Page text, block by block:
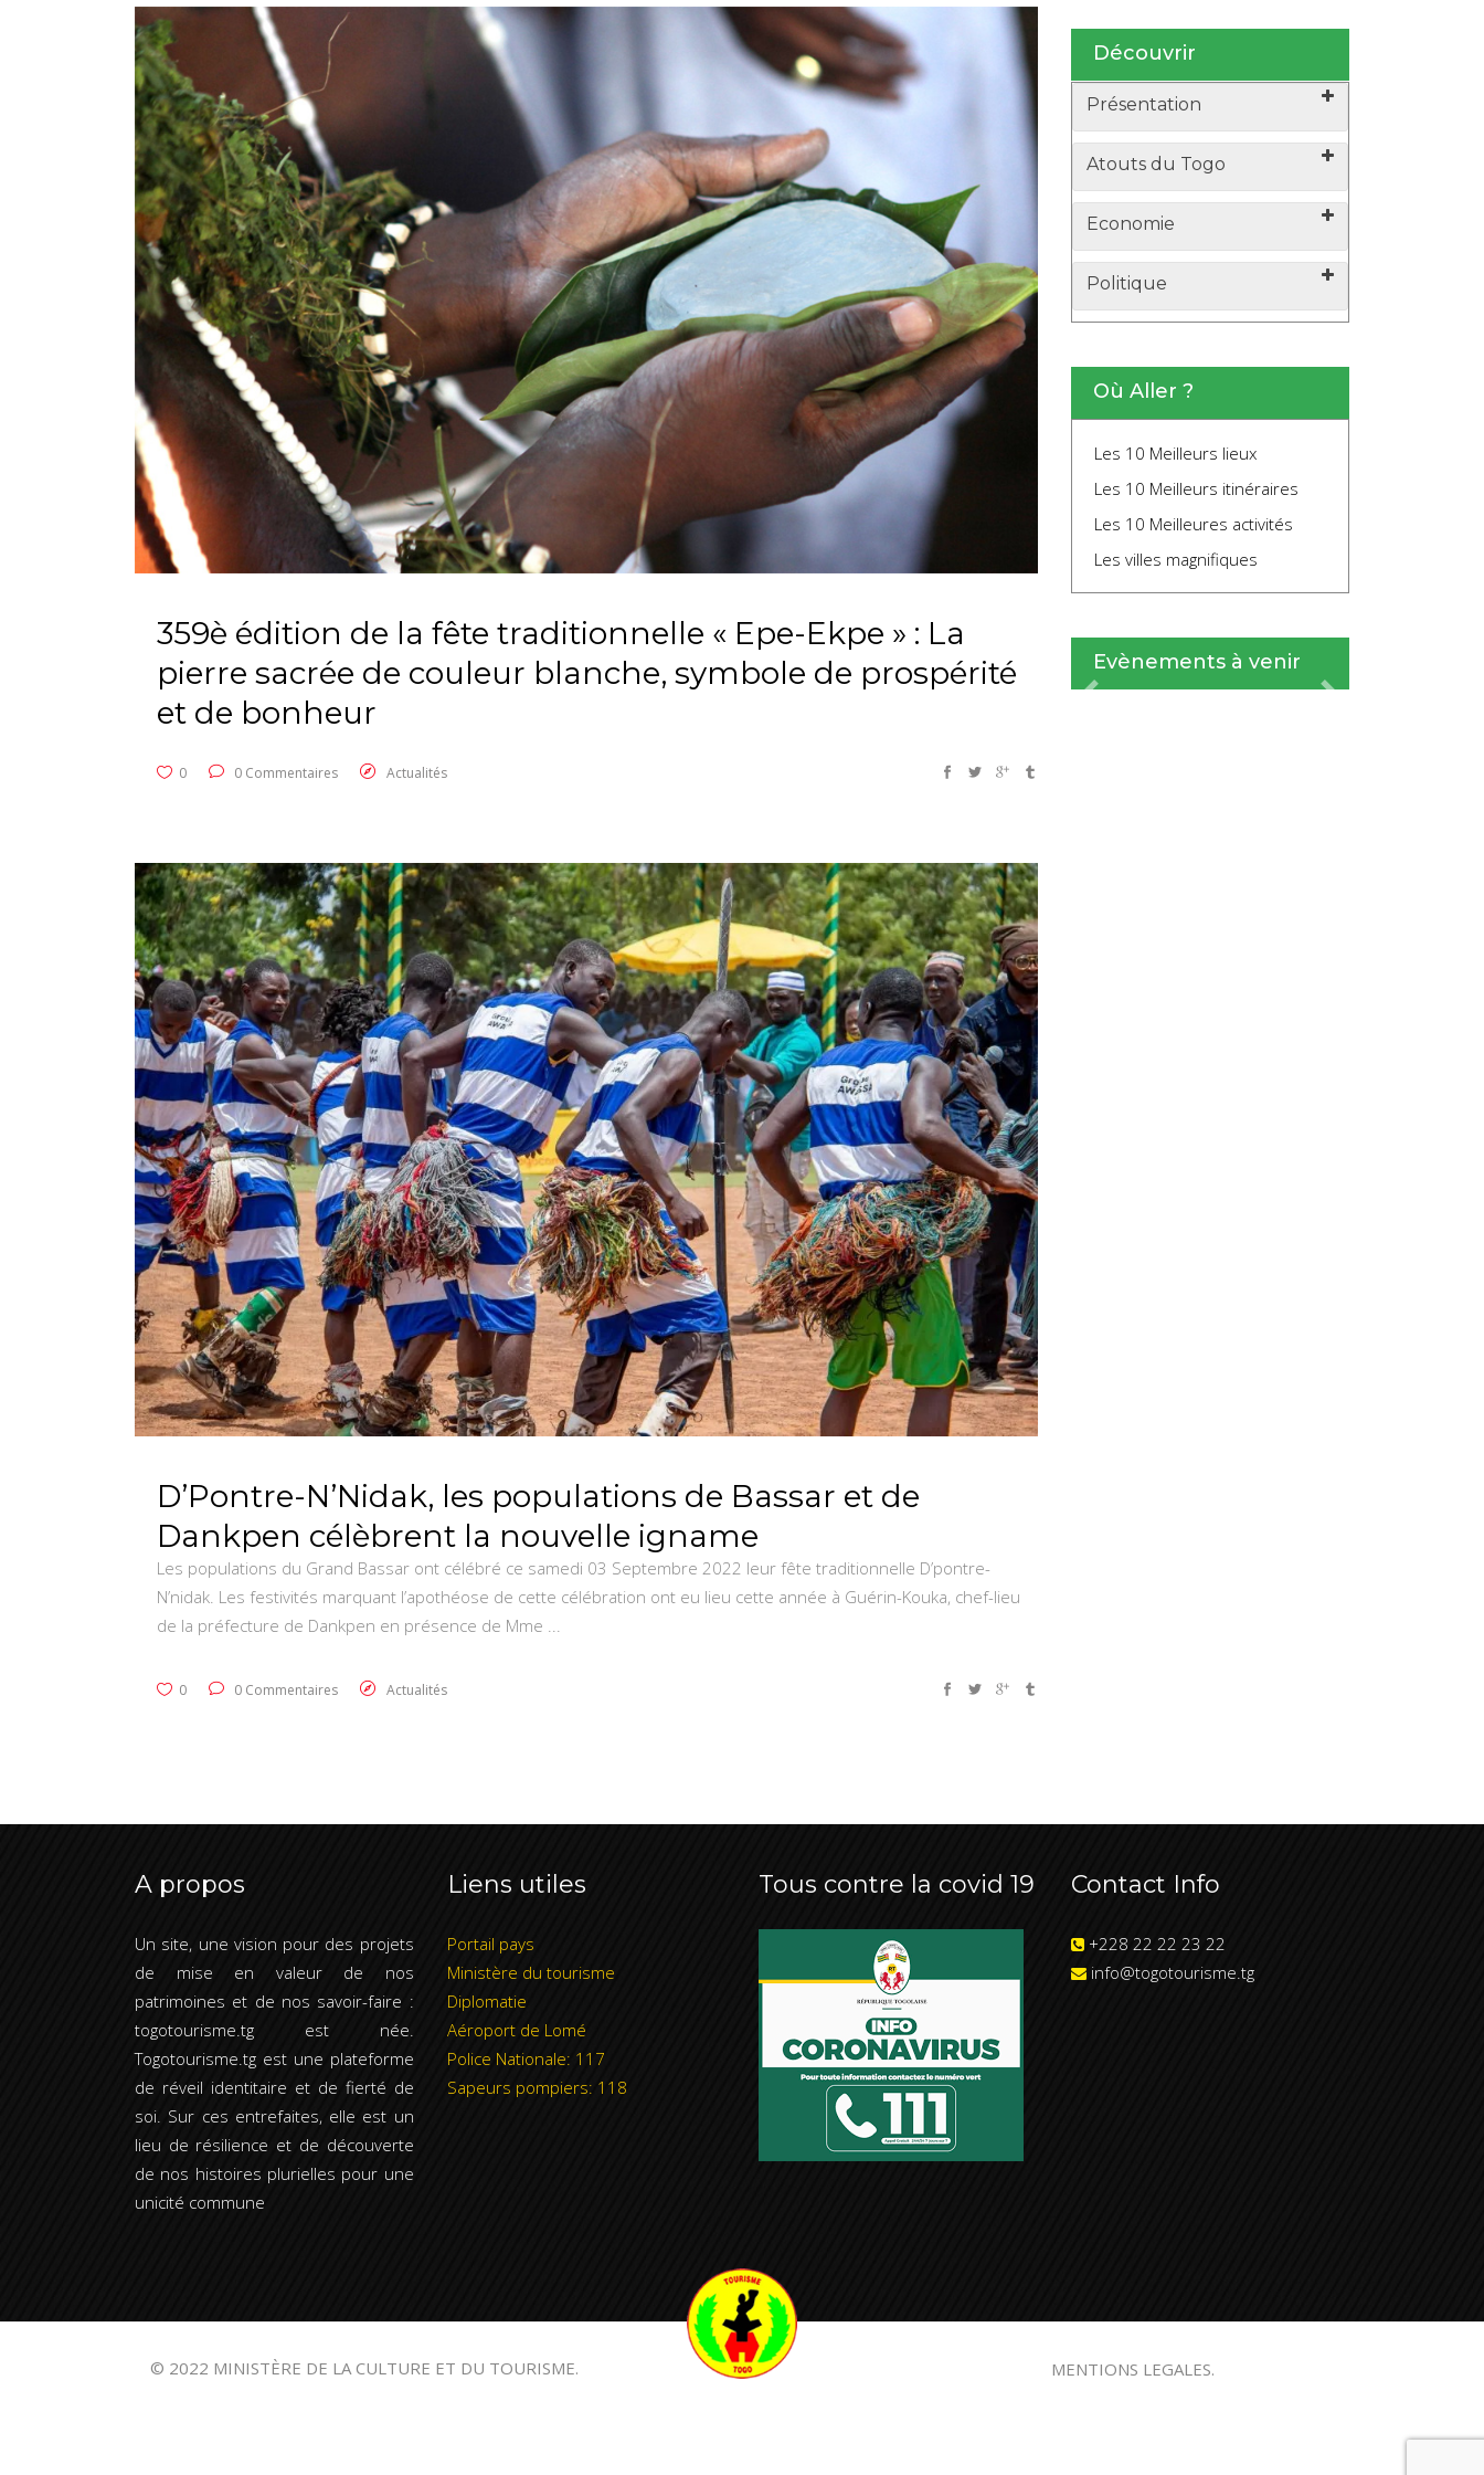
359è édition de la fête traditionnelle « Epe-Ekpe » : La
pierre sacrée de couleur blanche, symbole de prospérité
et de bonheur
0 0 Commentaires Actualités
D’Pontre-N’Nidak, les populations de Bassar et de
Dankpen célèbrent la nouvelle igname
Les populations du Grand Bassar ont célébré ce samedi 03 Septembre 2022 leur fête traditionnelle D’pontre-
N’nidak. Les festivités marquant l’apothéose de cette célébration ont eu lieu cette année à Guérin-Kouka, chef-lieu
de la préfecture de Dankpen en présence de Mme
0 0 Commentaires Actualités
Découvrir
Présentation
Atouts du Togo
Economie
Politique
Où Aller ?
Les 10 Meilleurs lieux
Les 10 Meilleurs itinéraires
Les 10 Meilleures activités
Les villes magnifiques
Evènements à venir
A propos
Un site, une vision pour des projets
de mise en valeur de nos
patrimoines et de nos savoir-faire :
togotourisme.tg est née.
Togotourisme.tg est une plateforme
de réveil identitaire et de fierté de
soi. Sur ces entrefaites, elle est un
lieu de résilience et de découverte
de nos histoires plurielles pour une
unicité commune
Liens utiles
Portail pays
Ministère du tourisme
Diplomatie
Aéroport de Lomé
Police Nationale: 117
Sapeurs pompiers: 118
Tous contre la covid 19 Contact Info
+228 22 22 23 22
info@togotourisme.tg
© 2022 MINISTÈRE DE LA CULTURE ET DU TOURISME. MENTIONS LEGALES.